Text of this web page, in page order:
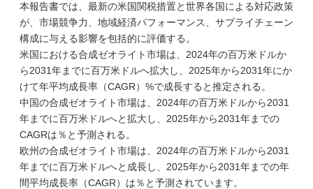
本報告書では、最新の米国関税措置と世界各国による対応政策
が、市場競争力、地域経済パフォーマンス、サプライチェーン
構成に与える影響を包括的に評価する。
米国における合成ゼオライト市場は、2024年の百万米ドルか
ら2031年までに百万米ドルへ拡大し、2025年から2031年にか
けて年平均成長率（CAGR）%で成長すると推定される。
中国の合成ゼオライト市場は、2024年の百万米ドルから2031
年までに百万米ドルへと拡大し、2025年から2031年までの
CAGRは％と予測される。
欧州の合成ゼオライト市場は、2024年の百万米ドルから2031
年までに百万米ドルへと成長し、2025年から2031年までの年
間平均成長率（CAGR）は％と予測されています。